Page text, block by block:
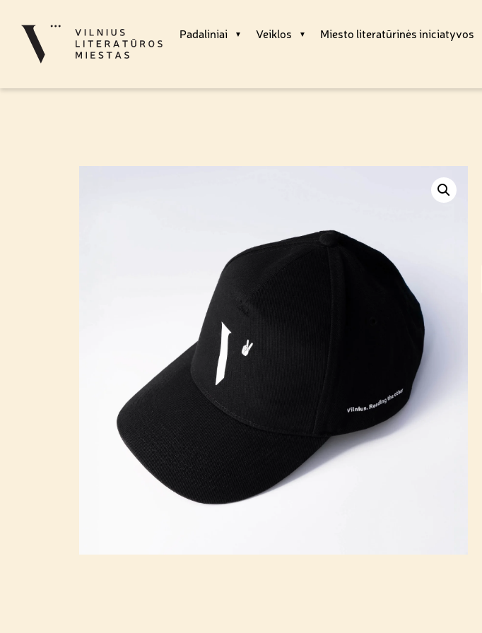
Padaliniai Veiklos Miesto literatūrinės iniciatyvos